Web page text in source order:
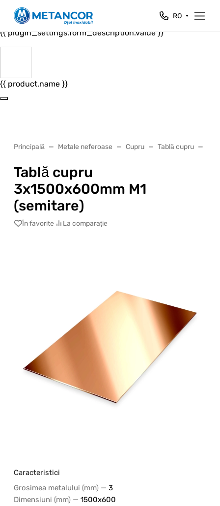
Close
{{ plugin_settings.form_header.value }}
{{ plugin_settings.form_description.value }}
{{ product.name }}
RO
Principală Metale neferoase Cupru Tablă cupru
Tablă cupru
3x1500x600mm М1
(semitare)
În favorite La comparație
Caracteristici
Grosimea metalului (mm) — 3
Dimensiuni (mm) — 1500х600